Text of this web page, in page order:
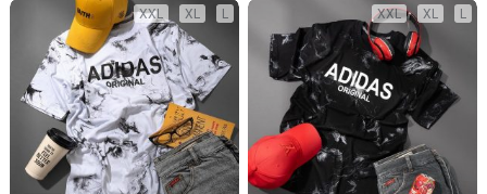
L
XL
XXL L
XL
XXL